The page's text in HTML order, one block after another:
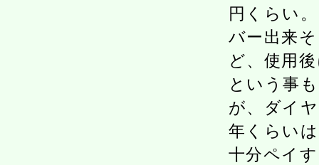
円くらい
バー出来
ど、使用
という事
が、ダイ
年くらい
十分ペイ